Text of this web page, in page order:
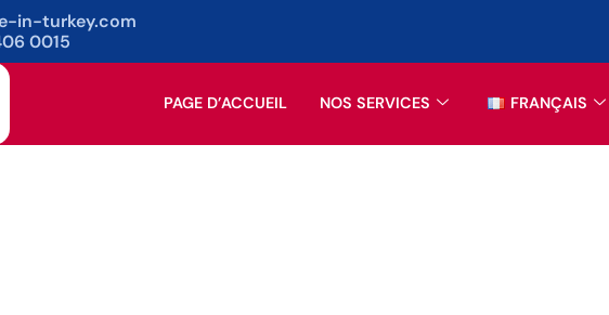
in-turkey.com
0015
PAGE D’ACCUEIL NOS SERVICES FRANÇAIS